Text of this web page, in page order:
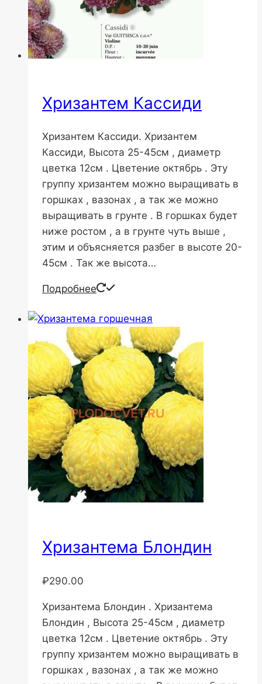
Хризантем Кассиди
Хризантем Кассиди. Хризантем
Кассиди, Высота 25-45см , диаметр
цветка 12см . Цветение октябрь . Эту
группу хризантем можно выращивать в
горшках , вазонах , а так же можно
выращивать в грунте . В горшках будет
ниже ростом , а в грунте чуть выше ,
этим и объясняется разбег в высоте 20-
45см . Так же высота…
Подробнее
Хризантема Блондин
₽290.00
Хризантема Блондин . Хризантема
Блондин , Высота 25-45см , диаметр
цветка 12см . Цветение октябрь . Эту
группу хризантем можно выращивать в
горшках , вазонах , а так же можно